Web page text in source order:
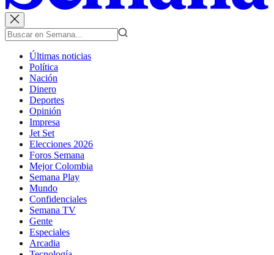
Últimas noticias
Política
Nación
Dinero
Deportes
Opinión
Impresa
Jet Set
Elecciones 2026
Foros Semana
Mejor Colombia
Semana Play
Mundo
Confidenciales
Semana TV
Gente
Especiales
Arcadia